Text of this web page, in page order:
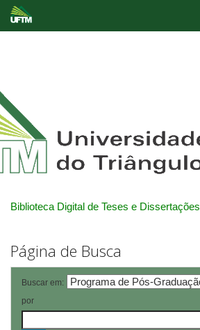
Biblioteca Digital de Teses e Dissertações
Página de Busca
Buscar em:
por